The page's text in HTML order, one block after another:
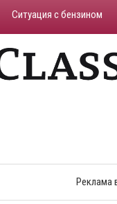
​Ситуация с бензином
Реклама